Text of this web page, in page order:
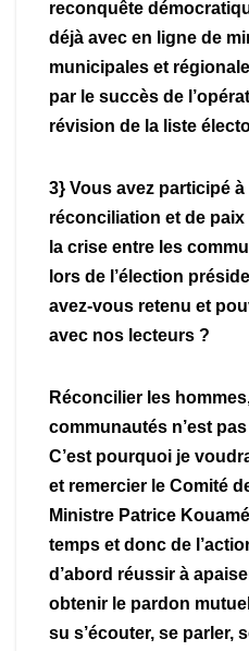
reconquête
déjà avec en ligne de
municipales et
par le succès de
révision de la liste
3} Vous avez participé
réconciliation et de
la crise entre les
lors de l’élection
avez-vous retenu et
avec nos lecteurs ?
Réconcilier les
communautés n’est
C’est pourquoi je
et remercier le Comité
Ministre Patrice
temps et donc de
d’abord réussir à
obtenir le pardon
su s’écouter, se parler,